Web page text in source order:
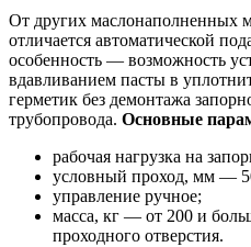
От других маслонаполненных
отличается автоматической
особенность — возможность
вдавливанием пасты в
герметик без демонтажа
трубопровода. Основные
рабочая нагрузка на
условный проход, мм —
управление ручное;
масса, кг — от 200 и
проходного отверстия.